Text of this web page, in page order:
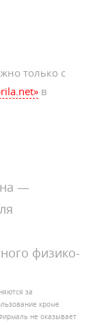
только с
в
—
физико-
за
кроме
не оказывает